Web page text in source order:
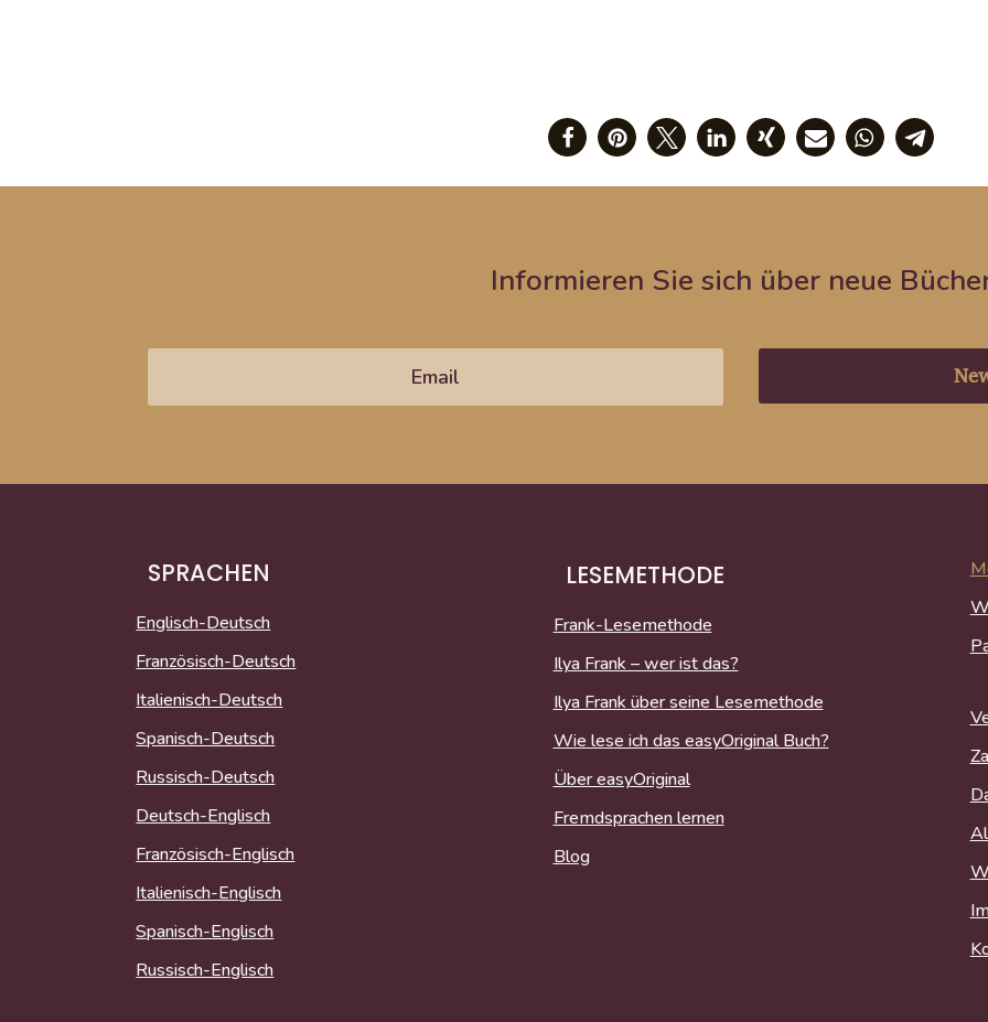
Informieren Sie sich über neue
SPRACHEN
Englisch-Deutsch
Französisch-Deutsch
Italienisch-Deutsch
Spanisch-Deutsch
Russisch-Deutsch
Deutsch-Englisch
Französisch-Englisch
Italienisch-Englisch
Spanisch-Englisch
Russisch-Englisch
LESEMETHODE
Frank-Lesemethode
Ilya Frank – wer ist das?
Ilya Frank über seine Lesemethode
Wie lese ich das easyOriginal Buch?
Über easyOriginal
Fremdsprachen lernen
Blog